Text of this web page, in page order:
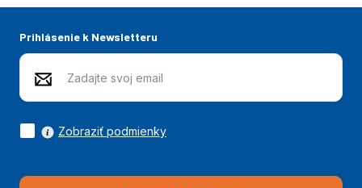
Prihlásenie k Newsletteru
Zobraziť podmienky